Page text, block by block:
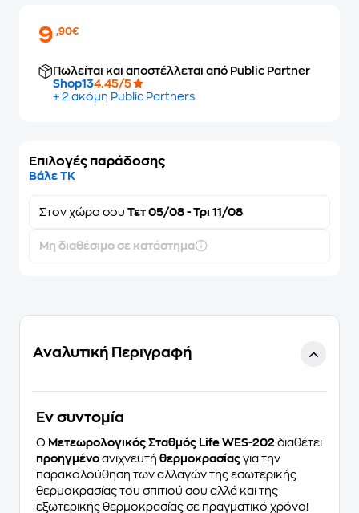
9,90€
Πωλείται και αποστέλλεται από Public Partner
Shop134.45/5
+ 2 ακόμη Public Partners
Επιλογές παράδοσης
Βάλε ΤΚ
Στον χώρο σου Τετ 05/08 - Τρι 11/08
Μη διαθέσιμο σε κατάστημα
Αναλυτική Περιγραφή
Eν συντομία
Ο Μετεωρολογικός Σταθμός Life WES-202 διαθέτει
προηγμένο ανιχνευτή θερμοκρασίας για την
παρακολούθηση των αλλαγών της εσωτερικής
θερμοκρασίας του σπιτιού σου αλλά και της
εξωτερικής θερμοκρασίας σε πραγματικό χρόνο!